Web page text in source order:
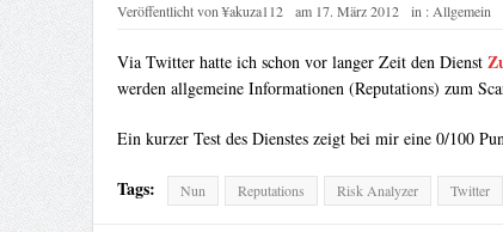
Veröffentlicht von¥akuza112 am 17. März 2012 in :Allgemein
Via Twitter hatte ich schon vor langer Zeit den Dienst
werden allgemeine Informationen (Reputations) zum
Ein kurzer Test des Dienstes zeigt bei mir eine 0/100
Tags: Nun Reputations Risk Analyzer Twitter